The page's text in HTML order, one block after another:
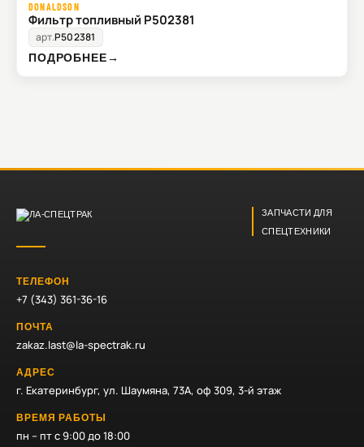
DONALDSON
Фильтр топливный P502381
арт.P502381
ПОДРОБНЕЕ→
ЗАПЧАСТИ ДЛЯ
СПЕЦТЕХНИКИ
ТЕЛЕФОН
+7 (343) 361-36-16
ПОЧТА
zakaz.last@la-spectrak.ru
АДРЕС
г. Екатеринбург, ул. Шаумяна, 73А, оф 309, 3-й этаж
ВРЕМЯ РАБОТЫ
пн – пт с 9:00 до 18:00